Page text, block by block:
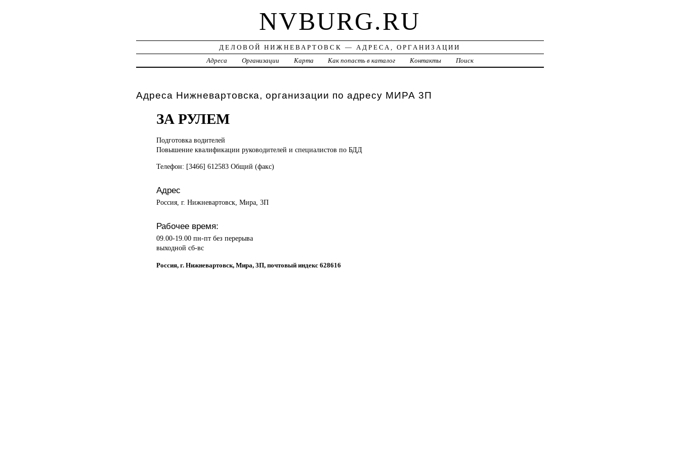
NVBURG.RU
ДЕЛОВОЙ НИЖНЕВАРТОВСК — АДРЕСА, ОРГАНИЗАЦИИ
Адреса
Организации Карта Как попасть в каталог Контакты Поиск
Адреса Нижневартовска, организации по адресу МИРА 3П
ЗА РУЛЕМ
Подготовка водителей
Повышение квалификации руководителей и специалистов по БДД
Телефон: [3466] 612583 Общий (факс)
Адрес
Россия, г. Нижневартовск, Мира, 3П
Рабочее время:
09.00-19.00 пн-пт без перерыва
выходной сб-вс
Россия, г. Нижневартовск, Мира, 3П, почтовый индекс 628616